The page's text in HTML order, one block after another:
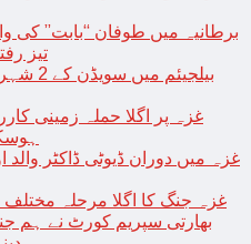
برطانیہ میں طوفان “بابت” کی
تیز
غزہ پر اگلا حملہ زمینی
غزہ میں دوران ڈیوٹی ڈاکٹر والد
غزہ جنگ کا اگلا مرحلہ مختلف
بھارتی سپریم کورٹ نے ہم